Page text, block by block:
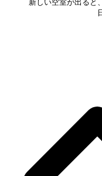
新しい空室が出ると